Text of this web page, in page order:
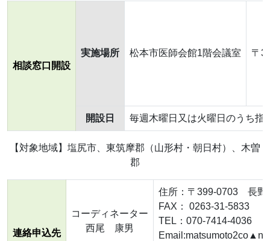
相談窓口開設
実施場所 松本市医師会館1階会議室 〒
開設日 毎週木曜日又は火曜日のうち
【対象地域】塩尻市、東筑摩郡（山形村・朝日村）、木曽
郡
連絡申込先
コーディネーター
西尾 康男
住所：〒399-0703 長野
FAX： 0263-31-5833
TEL：070-7414-4036